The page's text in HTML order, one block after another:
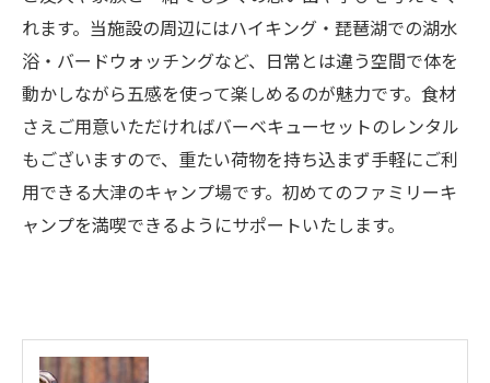
れます。当施設の周辺にはハイキング・琵琶湖での湖水
浴・バードウォッチングなど、日常とは違う空間で体を
動かしながら五感を使って楽しめるのが魅力です。食材
さえご用意いただければバーベキューセットのレンタル
もございますので、重たい荷物を持ち込まず手軽にご利
用できる大津のキャンプ場です。初めてのファミリーキ
ャンプを満喫できるようにサポートいたします。